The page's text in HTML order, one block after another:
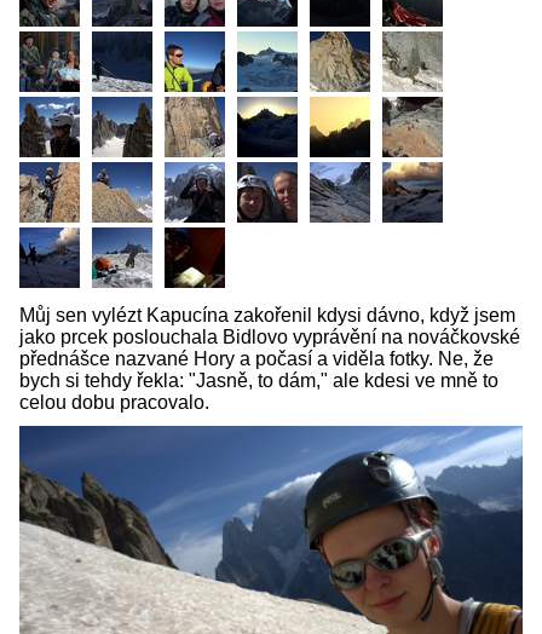
Můj sen vylézt Kapucína zakořenil kdysi dávno, když jsem
jako prcek poslouchala Bidlovo vyprávění na nováčkovské
přednášce nazvané Hory a počasí a viděla fotky. Ne, že
bych si tehdy řekla: "Jasně, to dám," ale kdesi ve mně to
celou dobu pracovalo.